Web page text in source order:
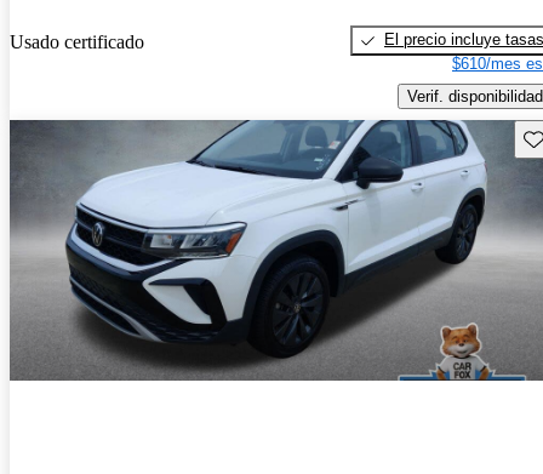
Usado certificado
El precio incluye tasas
$610/mes
Verif. disponibilidad